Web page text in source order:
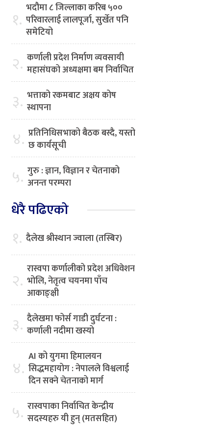
१. भदौमा ८ जिल्लाका करिब ५००
परिवारलाई लालपूर्जा, सुर्खेत पनि
समेटियो
२. कर्णाली प्रदेश निर्माण व्यवसायी
महासंघको अध्यक्षमा बम निर्वाचित
३. भत्ताको रकमबाट अक्षय कोष
स्थापना
४. प्रतिनिधिसभाको बैठक बस्दै, यस्तो
छ कार्यसूची
५. गुरु : ज्ञान, विज्ञान र चेतनाको
अनन्त परम्परा
धेरै पढिएको
१. दैलेख श्रीस्थान ज्वाला (तस्बिर)
२. रास्वपा कर्णालीको प्रदेश अधिवेशन
भोलि, नेतृत्व चयनमा पाँच
आकाङ्क्षी
३. दैलेखमा फोर्स गाडी दुर्घटना :
कर्णाली नदीमा खस्यो
४. AI को युगमा हिमालयन
सिद्धमहायोग : नेपालले विश्वलाई
दिन सक्ने चेतनाको मार्ग
५. रास्वपाका निर्वाचित केन्द्रीय
सदस्यहरु यी हुन् (मतसहित)